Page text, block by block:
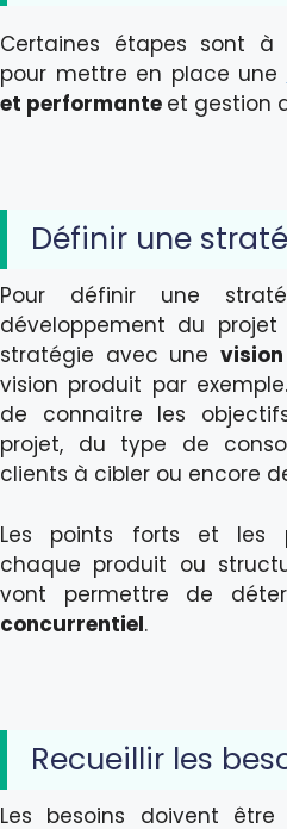
Certaines étapes sont
pour mettre en place une
et performante et gestion
Définir une
Pour définir une
développement du
stratégie avec une
vision produit par
de connaitre les
projet, du type de
clients à cibler ou encore
Les points forts et les
chaque produit ou
vont permettre de
concurrentiel.
Recueillir les
Les besoins doivent